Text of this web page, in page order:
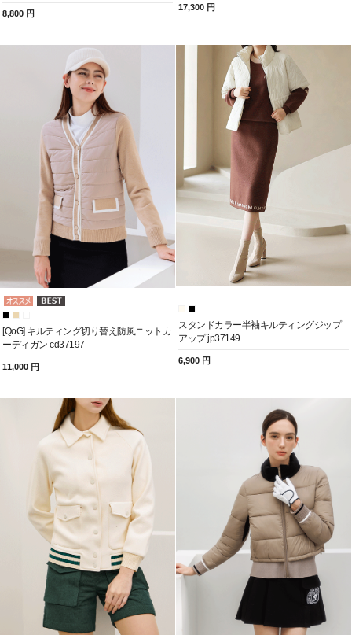
8,800 円
17,300 円
[QoG] キルティング切り替え防風ニットカ
ーディガン cd37197
11,000 円
スタンドカラー半袖キルティングジップ
アップ jp37149
6,900 円